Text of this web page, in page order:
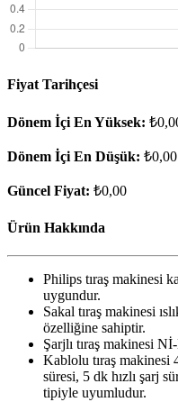
Fiyat Tarihçesi
Dönem İçi En Yüksek:
Dönem İçi En Düşük: ₺0,00
Güncel Fiyat: ₺0,00
Ürün Hakkında
Philips tıraş makinesi
uygundur.
Sakal tıraş makinesi
özelliğine sahiptir.
Şarjlı tıraş makinesi
Kablolu tıraş makinesi
süresi, 5 dk hızlı şarj
tipiyle uyumludur.